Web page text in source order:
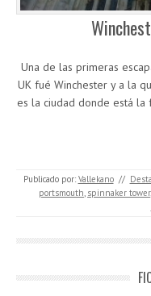
Una de las primeras
UK fué Winchester y a la
es la ciudad donde está la
Publicado por: Vallekano //
portsmouth spinnaker tower,